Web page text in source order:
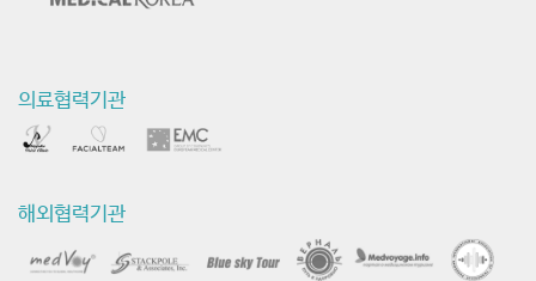
의료협력기관
해외협력기관